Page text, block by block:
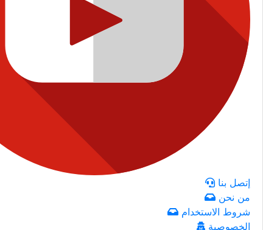
إتصل بنا
من نحن
شروط الاستخدام
الخصوصية